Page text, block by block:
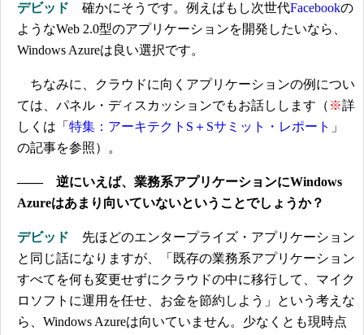
デビッド 確かにそうです。例えばもし次世代Facebookの
ようなWeb 2.0型のアプリケーションを開発したいなら、
Windows Azureは良い選択です。
ちなみに、クラウドに向くアプリケーションの例につい
ては、パネル・ディスカッションでもお話しします（ ※詳
しくは「 特集：アーキテクトS＋Sサミット・レポート 」
の記事を参照）。
―― 逆にいえば、業務系アプリケーションにWindows
Azureはあまり向いていないということでしょうか？
デビッド 先ほどのエンタープライズ・アプリケーション
と同じ話になりますが、「既存の業務系アプリケーション
すべてを何も変更せずにクラウドの中に移行して、マイク
ロソフトに運用を任せ、お金を節約しよう」という考えな
ら、Windows Azureは向いていません。少なくとも現時点